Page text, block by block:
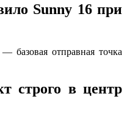
Sunny 16 при
базовая отправная точка
строго в центр